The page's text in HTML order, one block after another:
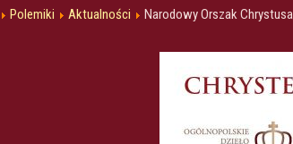
Polemiki Aktualności Narodowy Orszak